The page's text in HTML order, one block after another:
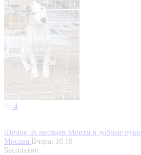
4
Щенок 3х месяцев Монти в добрые руки
Москва Вчера, 16:19
Бесплатно